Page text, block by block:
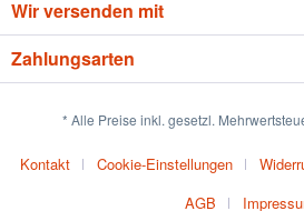
Wir versenden mit
Zahlungsarten
* Alle Preise inkl. gesetzl.
Kontakt Cookie-Einstellungen
AGB